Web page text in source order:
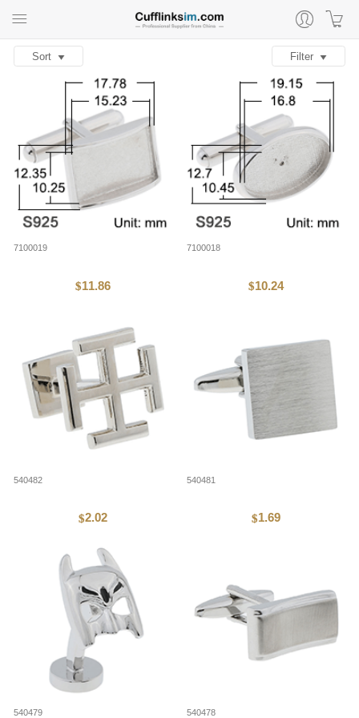
Sort Filter
7100019
$11.86
7100018
$10.24
540482
$2.02
540481
$1.69
540479 540478